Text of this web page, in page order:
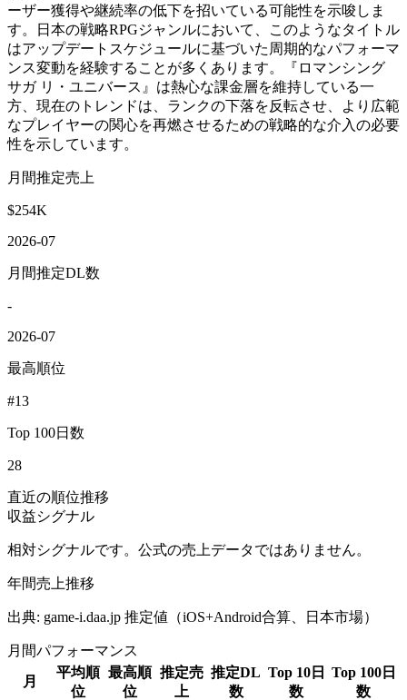
ーザー獲得や継続率の低下を招いている可能性を示唆しま
す。日本の戦略RPGジャンルにおいて、このようなタイトル
はアップデートスケジュールに基づいた周期的なパフォーマ
ンス変動を経験することが多くあります。『ロマンシング
サガ リ・ユニバース』は熱心な課金層を維持している一
方、現在のトレンドは、ランクの下落を反転させ、より広範
なプレイヤーの関心を再燃させるための戦略的な介入の必要
性を示しています。
月間推定売上
$254K
2026-07
月間推定DL数
-
2026-07
最高順位
#13
Top 100日数
28
直近の順位推移
収益シグナル
相対シグナルです。公式の売上データではありません。
年間売上推移
出典: game-i.daa.jp 推定値（iOS+Android合算、日本市場）
月間パフォーマンス
月
平均順
位
最高順
位
推定売
上
推定DL
数
Top 10日
数
Top 100日
数